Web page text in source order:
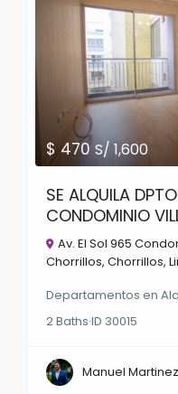
$ 470S/ 1,600
SE ALQUILA
CONDOMINIO
Av. El Sol 965
Chorrillos,Chorrillos,
Departamentos en
2Baths·ID 30015
Manuel Martinez